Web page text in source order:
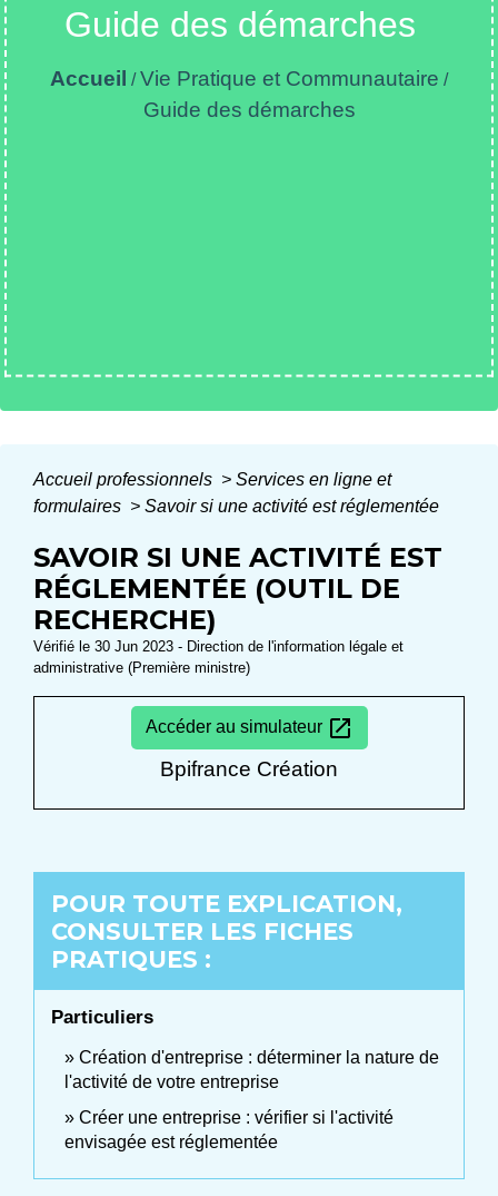
Guide des démarches
Accueil /Vie Pratique et Communautaire /
Guide des démarches
Accueil professionnels > Services en ligne et
formulaires > Savoir si une activité est réglementée
SAVOIR SI UNE ACTIVITÉ EST
RÉGLEMENTÉE (OUTIL DE
RECHERCHE)
Vérifié le 30 Jun 2023 - Direction de l'information légale et
administrative (Première ministre)
Accéder au simulateur open_in_new
Bpifrance Création
POUR TOUTE EXPLICATION,
CONSULTER LES FICHES
PRATIQUES :
Particuliers
Création d'entreprise : déterminer la nature de
l'activité de votre entreprise
Créer une entreprise : vérifier si l'activité
envisagée est réglementée